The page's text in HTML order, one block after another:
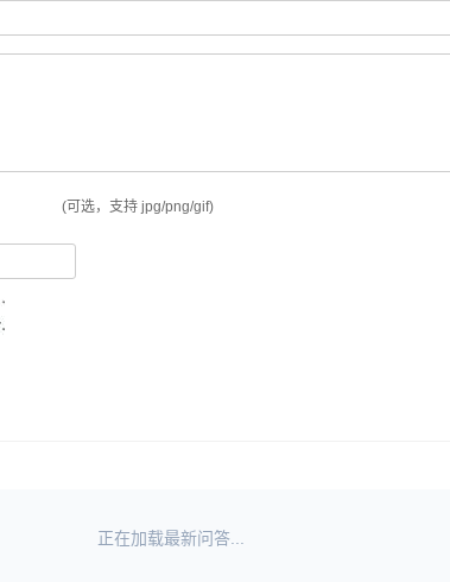
(可选，支持 jpg/png/gif)
正在加载最新问答...